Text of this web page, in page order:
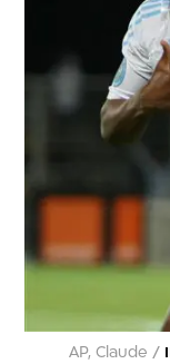
/
AP, Claude